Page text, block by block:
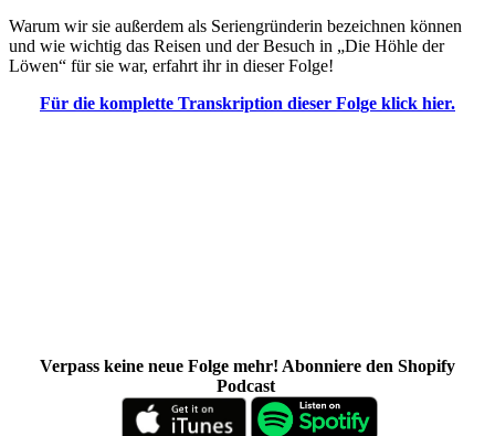
Warum wir sie außerdem als Seriengründerin bezeichnen können
und wie wichtig das Reisen und der Besuch in „Die Höhle der
Löwen“ für sie war, erfahrt ihr in dieser Folge!
Für die komplette Transkription dieser Folge klick hier.
Verpass keine neue Folge mehr! Abonniere den Shopify
Podcast